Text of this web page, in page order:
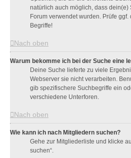
natürlich auch möglich, dass
Forum verwendet wurden. Prüfe
Begriffe!
Nach oben
Warum bekomme ich bei der Suche eine
Deine Suche lieferte zu viele
Webserver sie nicht verarbeiten.
gib spezifischere Suchbegriffe ein
verschiedene Unterforen.
Nach oben
Wie kann ich nach Mitgliedern suchen?
Gehe zur Mitgliederliste und klicke
suchen“.